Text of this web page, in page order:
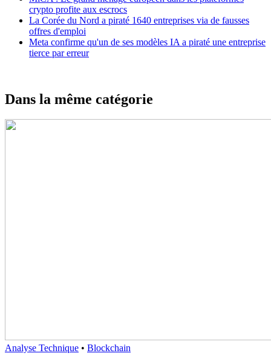
crypto profite aux escrocs
La Corée du Nord a piraté 1640 entreprises via de fausses
offres d'emploi
Meta confirme qu'un de ses modèles IA a piraté une entreprise
tierce par erreur
Dans la même catégorie
Analyse Technique • Blockchain